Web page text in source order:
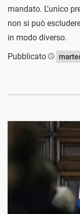
mandato. L'unico
non si può
in modo diverso.
Pubblicato